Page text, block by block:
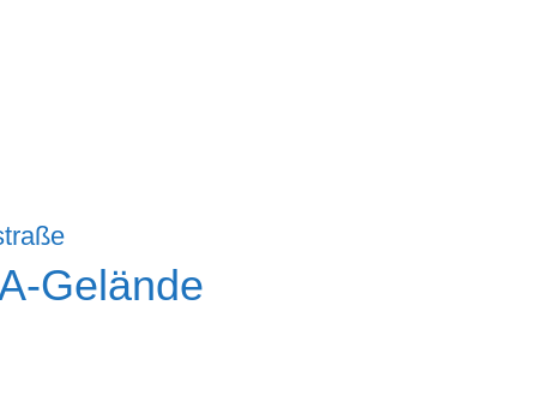
Gelände